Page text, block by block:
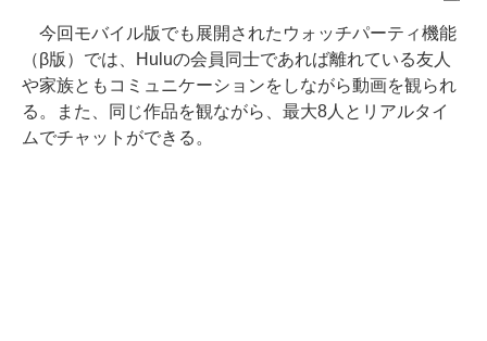
今回モバイル版でも展開されたウォッチパーティ機能
（β版）では、Huluの会員同士であれば離れている友人
や家族ともコミュニケーションをしながら動画を観られ
る。また、同じ作品を観ながら、最大8人とリアルタイ
ムでチャットができる。